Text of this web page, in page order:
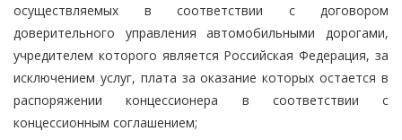
осуществляемых в соответствии с договором
доверительного управления автомобильными дорогами,
учредителем которого является Российская Федерация, за
исключением услуг, плата за оказание которых остается в
распоряжении концессионера в соответствии с
концессионным соглашением;